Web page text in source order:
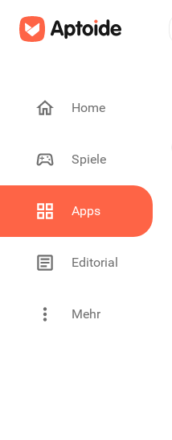
Home
Spiele
Apps
Editorial
Mehr